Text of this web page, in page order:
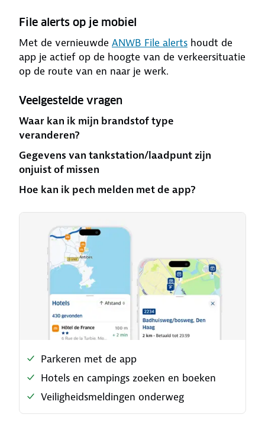
File alerts op je mobiel
Met de vernieuwde ANWB File alerts houdt de
app je actief op de hoogte van de verkeersituatie
op de route van en naar je werk.
Veelgestelde vragen
Waar kan ik mijn brandstof type
veranderen?
Gegevens van tankstation/laadpunt zijn
onjuist of missen
Hoe kan ik pech melden met de app?
Parkeren met de app
Hotels en campings zoeken en boeken
Veiligheidsmeldingen onderweg